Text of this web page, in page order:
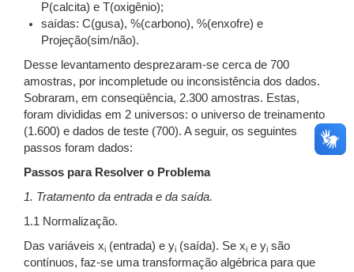
P(calcita) e T(oxigênio);
saídas: C(gusa), %(carbono), %(enxofre) e
Projeção(sim/não).
Desse levantamento desprezaram-se cerca de 700
amostras, por incompletude ou inconsistência dos dados.
Sobraram, em conseqüência, 2.300 amostras. Estas,
foram divididas em 2 universos: o universo de treinamento
(1.600) e dados de teste (700). A seguir, os seguintes
passos foram dados:
Passos para Resolver o Problema
1. Tratamento da entrada e da saída.
1.1 Normalização.
Das variáveis xi (entrada) e yi (saída). Se xi e yi são
contínuos, faz-se uma transformação algébrica para que